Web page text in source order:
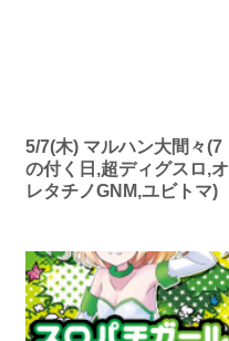
5/7(木) マルハン大間々(7
の付く日,超ディグスロ,オ
レタチノGNM,ユビトマ)